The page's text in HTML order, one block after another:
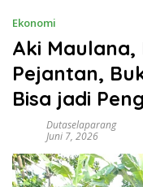
Ekonomi
Aki
Pejantan,
Bisa jadi
Dutaselaparang
Juni 7, 2026